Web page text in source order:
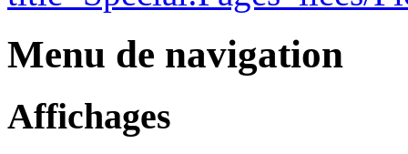
Menu de navigation
Affichages